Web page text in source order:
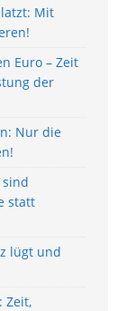
Mit
Euro – Zeit
der
Nur die
statt
lügt und
Zeit,